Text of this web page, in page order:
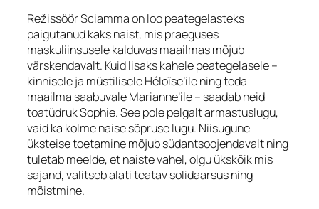
Režissöör Sciamma on loo peategelasteks
paigutanud kaks naist, mis praeguses
maskuliinsusele kalduvas maailmas mõjub
värskendavalt. Kuid lisaks kahele peategelasele –
kinnisele ja müstilisele Héloïse’ile ning teda
maailma saabuvale Marianne’ile – saadab neid
toatüdruk Sophie. See pole pelgalt armastuslugu,
vaid ka kolme naise sõpruse lugu. Niisugune
üksteise toetamine mõjub südantsoojendavalt ning
tuletab meelde, et naiste vahel, olgu ükskõik mis
sajand, valitseb alati teatav solidaarsus ning
mõistmine.